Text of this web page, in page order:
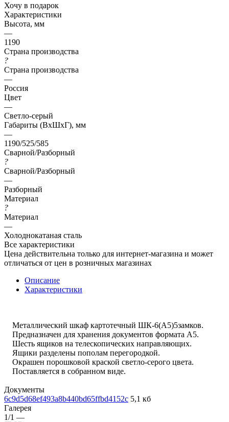
Хочу в подарок
Характеристики
Высота, мм
—
1190
Страна производства
?
Страна производства
—
Россия
Цвет
—
Светло-серый
Габариты (ВхШхГ), мм
—
1190/525/585
Сварной/Разборный
?
Сварной/Разборный
—
Разборный
Материал
?
Материал
—
Холоднокатаная сталь
Все характеристики
Цена действительна только для интернет-магазина и может
отличаться от цен в розничных магазинах
Описание
Характеристики
Металлический шкаф картотечный ШК-6(A5)5замков.
Предназначен для хранения документов формата А5.
Шесть ящиков на телескопических направляющих.
Ящики разделены пополам перегородкой.
Окрашен порошковой краской светло-серого цвета.
Поставляется в собранном виде.
Документы
6c9d5d68ef493a8b440bd65ffbd4152c 5,1 кб
Галерея
1/1 —